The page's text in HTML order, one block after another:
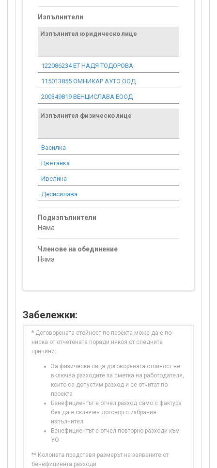
Изпълнители
Изпълнител юридическо лице
122086234 ЕТ НАДЯ ТОДОРОВА
115013855 ОМНИКАР АУТО ООД
200349819 ВЕНЦИСЛАВА ЕООД
Изпълнител физическо лице
Василка
Цветанка
Ивелина
Десисилава
Подизпълнители
Няма
Членове на обединение
Няма
Забележки:
* Договорената стойност по проекта може да е по-
ниска от отчетената поради някоя от следните
причини:
За физически лица договорената стойност не
включва разходите за сметка на работодателя,
които са допустим разход и се отчитат по
проекта
Бенефициентът е отчел разход само с фактура
без да е сключен договор с избрания
изпълнител
Бенефициентът е отчел повторно разходи към
УО
** Колоната представя размерът на заявените от
бенефициента разходи